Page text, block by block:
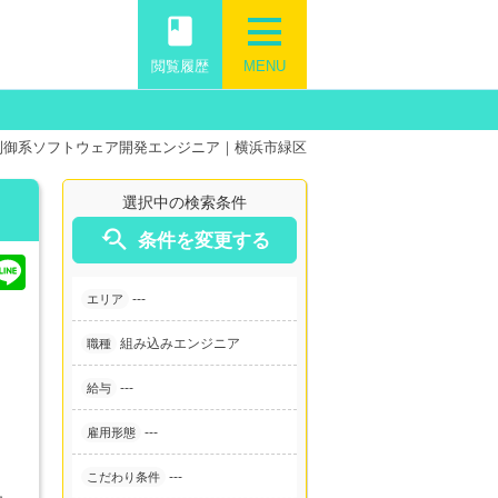
MENU
book
閲覧履歴
御系ソフトウェア開発エンジニア｜横浜市緑区
選択中の検索条件
 条件を変更する
エリア ---
職種 組み込みエンジニア
給与 ---
雇用形態 ---
こだわり条件 ---